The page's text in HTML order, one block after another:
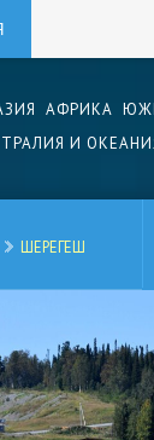
АФРИКА
И
ШЕРЕГЕШ
живописном
добыче